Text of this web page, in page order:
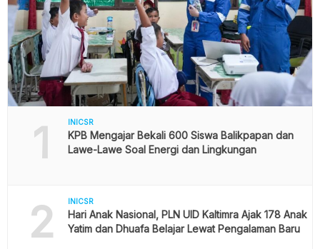
1 INICSR
KPB Mengajar Bekali 600 Siswa Balikpapan dan
Lawe-Lawe Soal Energi dan Lingkungan
2 INICSR
Hari Anak Nasional, PLN UID Kaltimra Ajak 178 Anak
Yatim dan Dhuafa Belajar Lewat Pengalaman Baru